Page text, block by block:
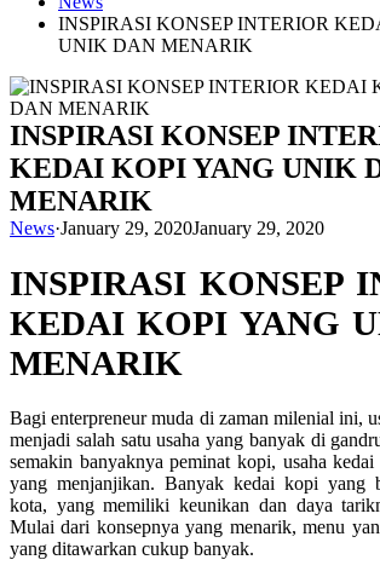
INSPIRASI KONSEP INTERIOR
UNIK DAN MENARIK
INSPIRASI KONSEP
KEDAI KOPI YANG UNIK
MENARIK
News·January 29, 2020January 29, 2020
INSPIRASI KONSEP
KEDAI KOPI YANG
MENARIK
Bagi enterpreneur muda di zaman milenial ini,
menjadi salah satu usaha yang banyak di
semakin banyaknya peminat kopi, usaha
yang menjanjikan. Banyak kedai kopi yang
kota, yang memiliki keunikan dan daya
Mulai dari konsepnya yang menarik, menu
yang ditawarkan cukup banyak.